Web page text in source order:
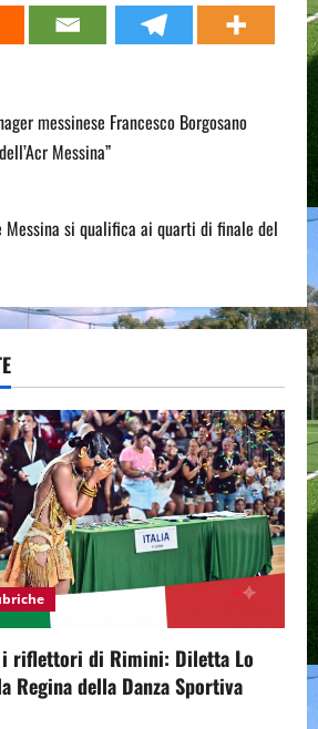
messinese Francesco Borgosano
Messina”
Messina si qualifica ai quarti di finale del
riflettori di Rimini: Diletta Lo
Regina della Danza Sportiva